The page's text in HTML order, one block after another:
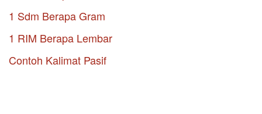
1 Sdm Berapa Gram
1 RIM Berapa Lembar
Contoh Kalimat Pasif